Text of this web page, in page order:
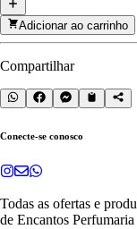
Adicionar ao carrinho
Compartilhar
Conecte-se conosco
Todas as ofertas e
de Encantos Perfumaria